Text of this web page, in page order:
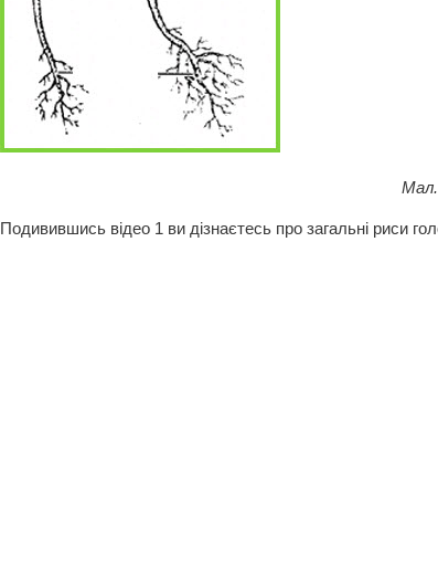
Мал. 1 Величезна
Подивившись відео 1 ви дізнаєтесь про загальні риси